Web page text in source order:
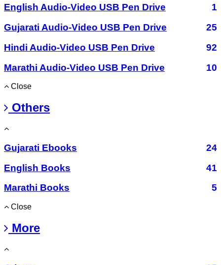
English Audio-Video USB Pen Drive
1
Gujarati Audio-Video USB Pen Drive
25
Hindi Audio-Video USB Pen Drive
92
Marathi Audio-Video USB Pen Drive
10
Close
Others
Gujarati Ebooks
24
English Books
41
Marathi Books
5
Close
More